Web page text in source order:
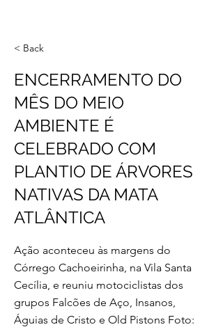
< Back
ENCERRAMENTO DO
MÊS DO MEIO
AMBIENTE É
CELEBRADO COM
PLANTIO DE ÁRVORES
NATIVAS DA MATA
ATLÂNTICA
Ação aconteceu às margens do
Córrego Cachoeirinha, na Vila Santa
Cecília, e reuniu motociclistas dos
grupos Falcões de Aço, Insanos,
Águias de Cristo e Old Pistons Foto: